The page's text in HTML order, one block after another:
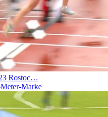
Rostoc…
Marke